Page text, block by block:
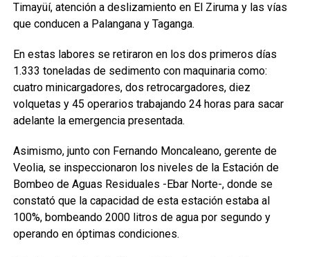
Timayüí, atención a deslizamiento en El Ziruma y las vías
que conducen a Palangana y Taganga.
En estas labores se retiraron en los dos primeros días
1.333 toneladas de sedimento con maquinaria como:
cuatro minicargadores, dos retrocargadores, diez
volquetas y 45 operarios trabajando 24 horas para sacar
adelante la emergencia presentada.
Asimismo, junto con Fernando Moncaleano, gerente de
Veolia, se inspeccionaron los niveles de la Estación de
Bombeo de Aguas Residuales -Ebar Norte-, donde se
constató que la capacidad de esta estación estaba al
100%, bombeando 2000 litros de agua por segundo y
operando en óptimas condiciones.